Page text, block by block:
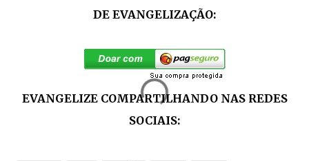
DE EVANGELIZAÇÃO:
EVANGELIZE COMPARTILHANDO NAS REDES
SOCIAIS: